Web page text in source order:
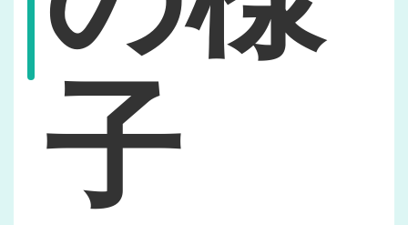
子